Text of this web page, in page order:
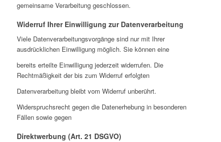
gemeinsame Verarbeitung geschlossen.
Widerruf Ihrer Einwilligung zur Datenverarbeitung
Viele Datenverarbeitungsvorgänge sind nur mit Ihrer
ausdrücklichen Einwilligung möglich. Sie können eine
bereits erteilte Einwilligung jederzeit widerrufen. Die
Rechtmäßigkeit der bis zum Widerruf erfolgten
Datenverarbeitung bleibt vom Widerruf unberührt.
Widerspruchsrecht gegen die Datenerhebung in besonderen
Fällen sowie gegen
Direktwerbung (Art. 21 DSGVO)